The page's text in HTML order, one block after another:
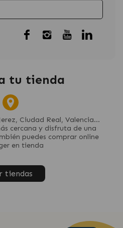
tu tienda
Ciudad Real, Valencia...
cercana y disfruta de una
puedes comprar online
en tienda
tiendas